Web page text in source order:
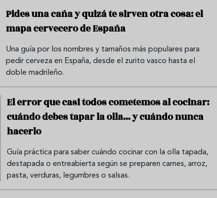
Pides una caña y quizá te sirven otra cosa: el
mapa cervecero de España
Una guía por los nombres y tamaños más populares para
pedir cerveza en España, desde el zurito vasco hasta el
doble madrileño.
El error que casi todos cometemos al cocinar:
cuándo debes tapar la olla... y cuándo nunca
hacerlo
Guía práctica para saber cuándo cocinar con la olla tapada,
destapada o entreabierta según se preparen carnes, arroz,
pasta, verduras, legumbres o salsas.